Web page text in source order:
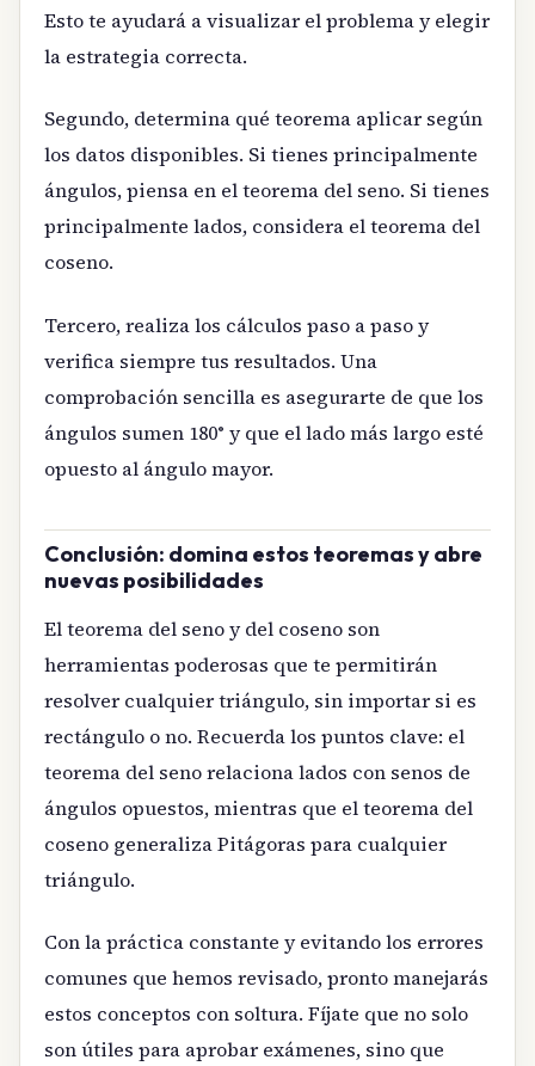
Esto te ayudará a visualizar el problema y elegir
la estrategia correcta.
Segundo, determina qué teorema aplicar según
los datos disponibles. Si tienes principalmente
ángulos, piensa en el teorema del seno. Si tienes
principalmente lados, considera el teorema del
coseno.
Tercero, realiza los cálculos paso a paso y
verifica siempre tus resultados. Una
comprobación sencilla es asegurarte de que los
ángulos sumen 180° y que el lado más largo esté
opuesto al ángulo mayor.
Conclusión: domina estos teoremas y abre
nuevas posibilidades
El teorema del seno y del coseno son
herramientas poderosas que te permitirán
resolver cualquier triángulo, sin importar si es
rectángulo o no. Recuerda los puntos clave: el
teorema del seno relaciona lados con senos de
ángulos opuestos, mientras que el teorema del
coseno generaliza Pitágoras para cualquier
triángulo.
Con la práctica constante y evitando los errores
comunes que hemos revisado, pronto manejarás
estos conceptos con soltura. Fíjate que no solo
son útiles para aprobar exámenes, sino que